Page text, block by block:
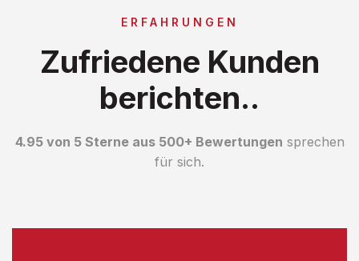
ERFAHRUNGEN
Zufriedene Kunden
berichten..
4.95 von 5 Sterne aus 500+ Bewertungen sprechen
für sich.